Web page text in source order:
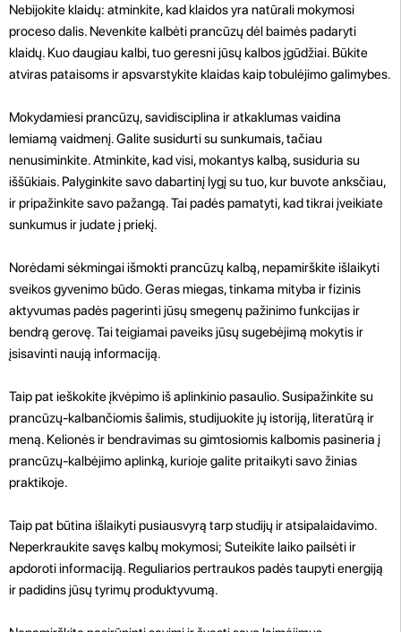
Nebijokite klaidų: atminkite, kad klaidos yra natūrali mokymosi
proceso dalis. Nevenkite kalbėti prancūzų dėl baimės padaryti
klaidų. Kuo daugiau kalbi, tuo geresni jūsų kalbos įgūdžiai. Būkite
atviras pataisoms ir apsvarstykite klaidas kaip tobulėjimo galimybes.
Mokydamiesi prancūzų, savidisciplina ir atkaklumas vaidina
lemiamą vaidmenį. Galite susidurti su sunkumais, tačiau
nenusiminkite. Atminkite, kad visi, mokantys kalbą, susiduria su
iššūkiais. Palyginkite savo dabartinį lygį su tuo, kur buvote anksčiau,
ir pripažinkite savo pažangą. Tai padės pamatyti, kad tikrai įveikiate
sunkumus ir judate į priekį.
Norėdami sėkmingai išmokti prancūzų kalbą, nepamirškite išlaikyti
sveikos gyvenimo būdo. Geras miegas, tinkama mityba ir fizinis
aktyvumas padės pagerinti jūsų smegenų pažinimo funkcijas ir
bendrą gerovę. Tai teigiamai paveiks jūsų sugebėjimą mokytis ir
įsisavinti naują informaciją.
Taip pat ieškokite įkvėpimo iš aplinkinio pasaulio. Susipažinkite su
prancūzų-kalbančiomis šalimis, studijuokite jų istoriją, literatūrą ir
meną. Kelionės ir bendravimas su gimtosiomis kalbomis pasineria į
prancūzų-kalbėjimo aplinką, kurioje galite pritaikyti savo žinias
praktikoje.
Taip pat būtina išlaikyti pusiausvyrą tarp studijų ir atsipalaidavimo.
Neperkraukite savęs kalbų mokymosi; Suteikite laiko pailsėti ir
apdoroti informaciją. Reguliarios pertraukos padės taupyti energiją
ir padidins jūsų tyrimų produktyvumą.